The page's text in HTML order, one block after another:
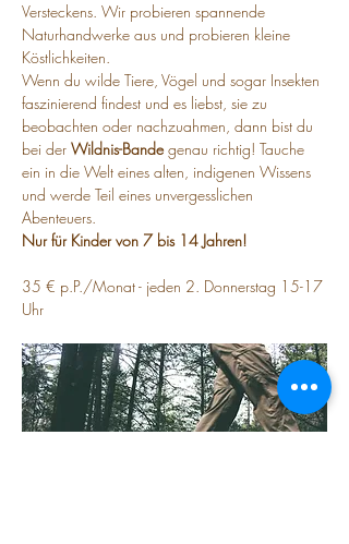
Versteckens. Wir probieren spannende
Naturhandwerke aus und probieren kleine
Köstlichkeiten.
Wenn du wilde Tiere, Vögel und sogar Insekten
faszinierend findest und es liebst, sie zu
beobachten oder nachzuahmen, dann bist du
bei der Wildnis-Bande genau richtig! Tauche
ein in die Welt eines alten, indigenen Wissens
und werde Teil eines unvergesslichen
Abenteuers.
Nur für Kinder von 7 bis 14 Jahren!
35 € p.P./Monat - jeden 2. Donnerstag 15-17
Uhr